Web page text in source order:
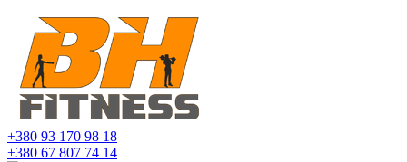
+380 93 170 98 18
+380 67 807 74 14